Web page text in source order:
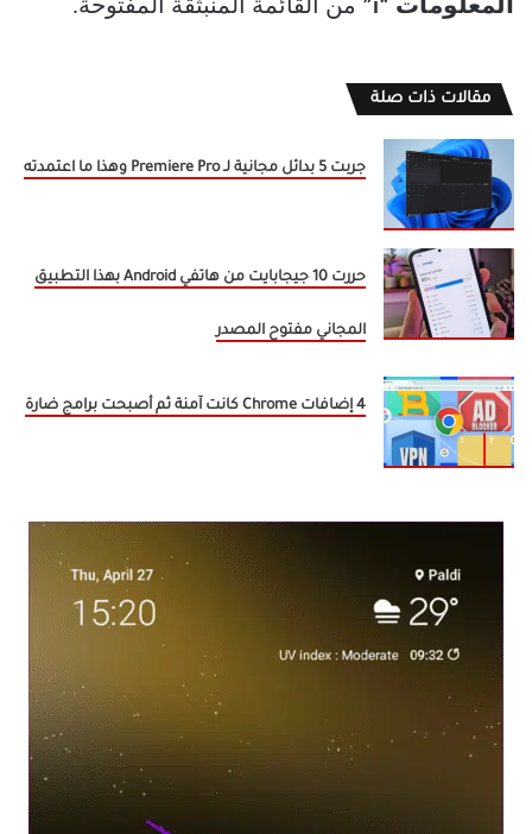
المعلومات “i” من القائمة المنبثقة المفتوحة.
مقالات ذات صلة
جربت 5 بدائل مجانية لـ Premiere Pro وهذا ما اعتمدته
حررت 10 جيجابايت من هاتفي Android بهذا التطبيق
المجاني مفتوح المصدر
4 إضافات Chrome كانت آمنة ثم أصبحت برامج ضارة